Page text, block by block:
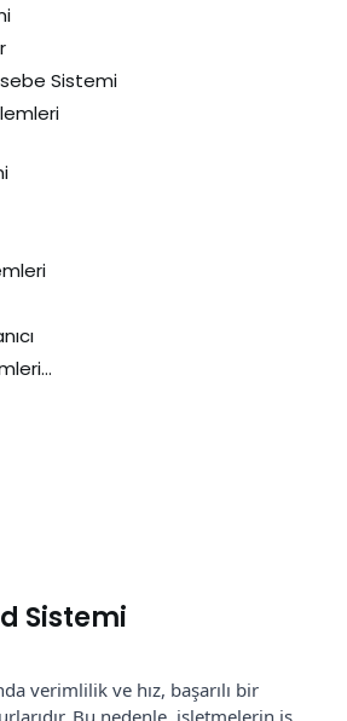
Sistemi
Sistemi
verimlilik ve hız, başarılı bir
Bu nedenle, işletmelerin iş